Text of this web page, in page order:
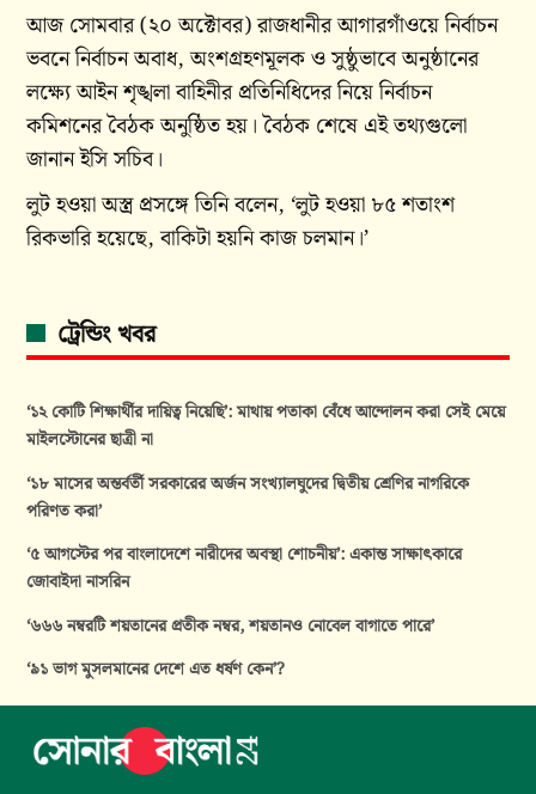
আজ সোমবার (২০ অক্টোবর) রাজধানীর আগারগাঁওয়ে নির্বাচন
ভবনে নির্বাচন অবাধ, অংশগ্রহণমূলক ও সুষ্ঠুভাবে অনুষ্ঠানের
লক্ষ্যে আইন শৃঙ্খলা বাহিনীর প্রতিনিধিদের নিয়ে নির্বাচন
কমিশনের বৈঠক অনুষ্ঠিত হয়। বৈঠক শেষে এই তথ্যগুলো
জানান ইসি সচিব।
লুট হওয়া অস্ত্র প্রসঙ্গে তিনি বলেন, ‘লুট হওয়া ৮৫ শতাংশ
রিকভারি হয়েছে, বাকিটা হয়নি কাজ চলমান।’
ট্রেন্ডিং খবর
‘১২ কোটি শিক্ষার্থীর দায়িত্ব নিয়েছি’: মাথায় পতাকা বেঁধে আন্দোলন করা সেই মেয়ে
মাইলস্টোনের ছাত্রী না
‘১৮ মাসের অন্তর্বর্তী সরকারের অর্জন সংখ্যালঘুদের দ্বিতীয় শ্রেণির নাগরিকে
পরিণত করা’
‘৫ আগস্টের পর বাংলাদেশে নারীদের অবস্থা শোচনীয়’: একান্ত সাক্ষাৎকারে
জোবাইদা নাসরিন
‘৬৬৬ নম্বরটি শয়তানের প্রতীক নম্বর, শয়তানও নোবেল বাগাতে পারে’
‘৯১ ভাগ মুসলমানের দেশে এত ধর্ষণ কেন’?